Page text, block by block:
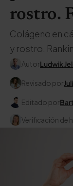
rostro.
Colágeno en
y rostro.
AutorLudwik
Revisado por
Editado por
Verificación de